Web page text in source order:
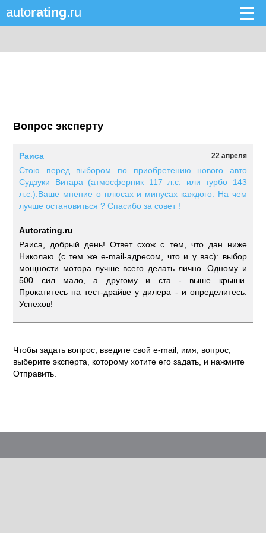
autorating.ru
Вопрос эксперту
22 апреля
Раиса
Стою перед выбором по приобретению нового авто
Судзуки Витара (атмосферник 117 л.с. или турбо 143
л.с.).Ваше мнение о плюсах и минусах каждого. На чем
лучше остановиться ? Спасибо за совет !
Autorating.ru
Раиса, добрый день! Ответ схож с тем, что дан ниже
Николаю (с тем же e-mail-адресом, что и у вас): выбор
мощности мотора лучше всего делать лично. Одному и
500 сил мало, а другому и ста - выше крыши.
Прокатитесь на тест-драйве у дилера - и определитесь.
Успехов!
Чтобы задать вопрос, введите свой e-mail, имя, вопрос,
выберите эксперта, которому хотите его задать, и нажмите
Отправить.